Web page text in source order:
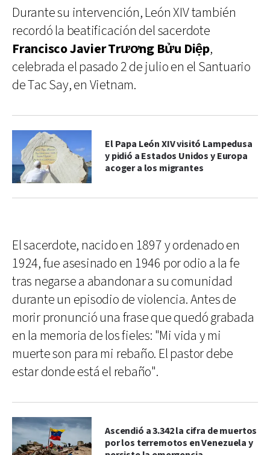
Durante su intervención, León XIV también
recordó la beatificación del sacerdote
Francisco Javier Trương Bửu Diệp,
celebrada el pasado 2 de julio en el Santuario
de Tac Say, en Vietnam.
El Papa León XIV visitó Lampedusa
y pidió a Estados Unidos y Europa
acoger a los migrantes
El sacerdote, nacido en 1897 y ordenado en
1924, fue asesinado en 1946 por odio a la fe
tras negarse a abandonar a su comunidad
durante un episodio de violencia. Antes de
morir pronunció una frase que quedó grabada
en la memoria de los fieles: "Mi vida y mi
muerte son para mi rebaño. El pastor debe
estar donde está el rebaño".
Ascendió a 3.342 la cifra de muertos
por los terremotos en Venezuela y